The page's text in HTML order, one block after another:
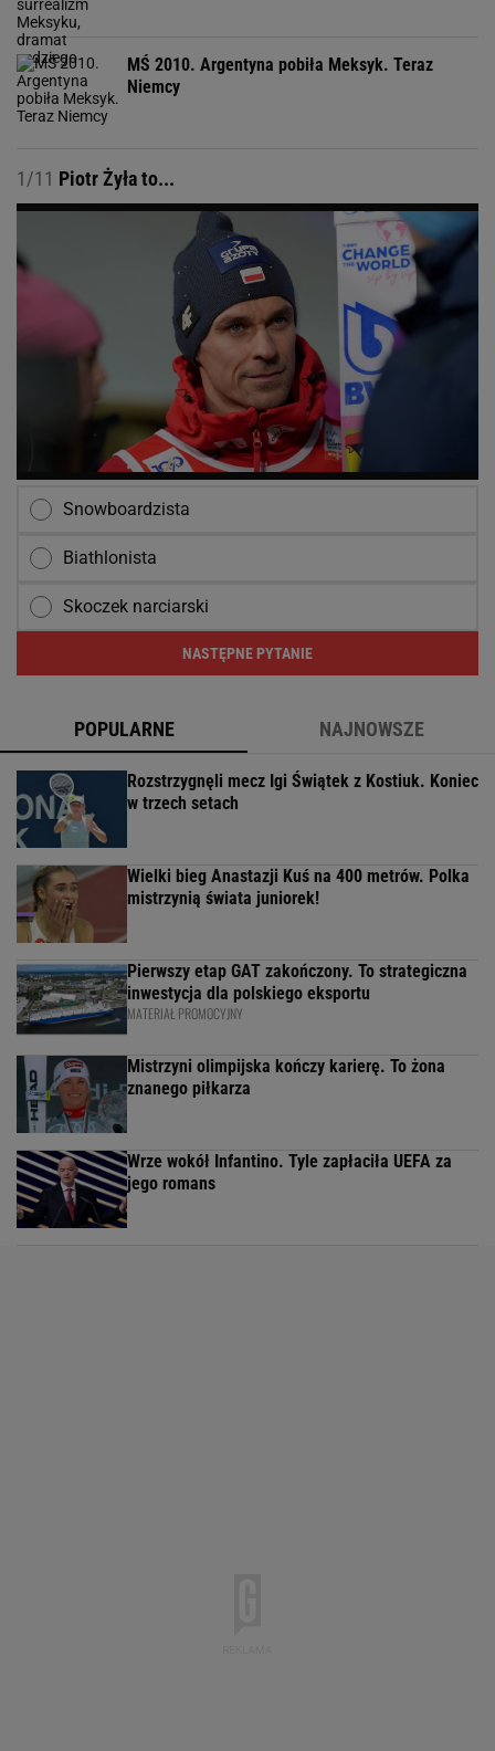
MŚ 2010. Argentyna pobiła Meksyk. Teraz
Niemcy
1/11 Piotr Żyła to...
Snowboardzista
Biathlonista
Skoczek narciarski
NASTĘPNE PYTANIE
POPULARNE NAJNOWSZE
Rozstrzygnęli mecz Igi Świątek z Kostiuk. Koniec
w trzech setach
Wielki bieg Anastazji Kuś na 400 metrów. Polka
mistrzynią świata juniorek!
Pierwszy etap GAT zakończony. To strategiczna
inwestycja dla polskiego eksportu
MATERIAŁ PROMOCYJNY
Mistrzyni olimpijska kończy karierę. To żona
znanego piłkarza
Wrze wokół Infantino. Tyle zapłaciła UEFA za
jego romans